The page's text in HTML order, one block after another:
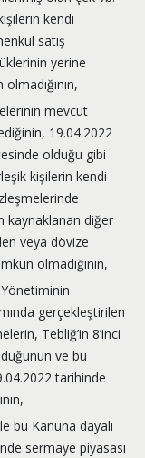
kendi
satış
yerine
mevcut
19.04.2022
olduğu gibi
kişilerin kendi
kaynaklanan diğer
veya dövize
olmadığının,
gerçekleştirilen
Tebliğ’in 8’inci
ve bu
tarihinde
bu Kanuna dayalı
sermaye piyasası